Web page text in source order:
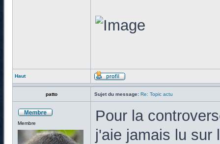
Haut
patto Sujet du message: Re: Topic actu
Membre
Pour la
j'aie jamais lu sur